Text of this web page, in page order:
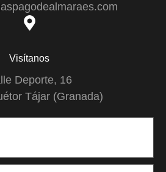
Visítanos
Deporte, 16
Tájar (Granada)